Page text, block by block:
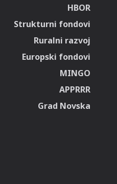
HBOR
Strukturni fondovi
Ruralni razvoj
Europski fondovi
MINGO
APPRRR
Grad Novska